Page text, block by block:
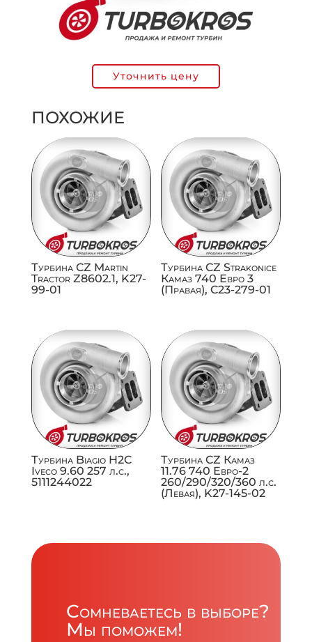
Уточнить цену
ПОХОЖИЕ
Турбина CZ Martin
Tractor Z8602.1, K27-
99-01
Турбина CZ Strakonice
Камаз 740 Евро 3
(Правая), C23-279-01
Турбина Biagio H2C
Iveco 9.60 257 л.с.,
5111244022
Турбина CZ Камаз
11.76 740 Евро-2
260/290/320/360 л.с.
(Левая), K27-145-02
Сомневаетесь в выборе?
Мы поможем!